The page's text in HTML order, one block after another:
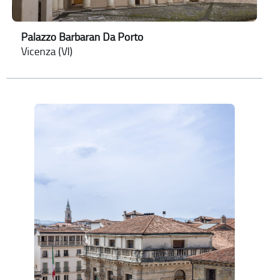
Palazzo Barbaran Da Porto
Vicenza (VI)